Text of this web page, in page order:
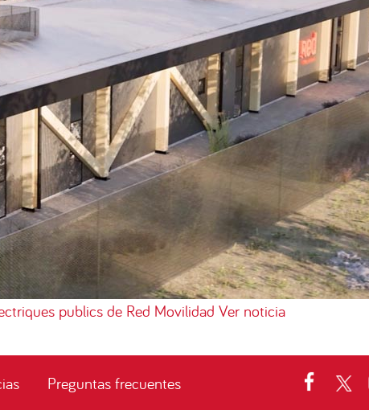
publics de Red Movilidad Ver noticia
Preguntas frecuentes